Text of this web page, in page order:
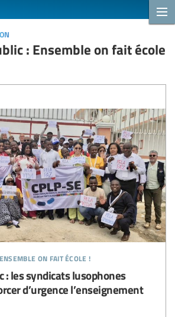
: Ensemble on fait école
on fait école !
: les syndicats lusophones
d’urgence l’enseignement